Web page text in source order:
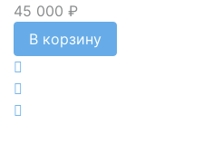
45 000 ₽
В корзину